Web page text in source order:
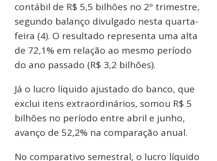
contábil de R$ 5,5 bilhões no 2º trimestre,
segundo balanço divulgado nesta quarta-
feira (4). O resultado representa uma alta
de 72,1% em relação ao mesmo período
do ano passado (R$ 3,2 bilhões).
Já o lucro líquido ajustado do banco, que
exclui itens extraordinários, somou R$ 5
bilhões no período entre abril e junho,
avanço de 52,2% na comparação anual.
No comparativo semestral, o lucro líquido